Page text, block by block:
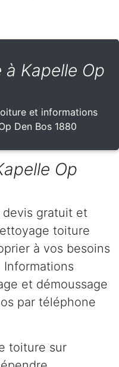
Kapelle Op
et informations
Den Bos 1880
Op
gratuit et
toiture
à vos besoins
Informations
et démoussage
par téléphone
toiture sur